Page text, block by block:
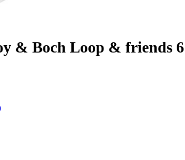
& Boch Loop & friends